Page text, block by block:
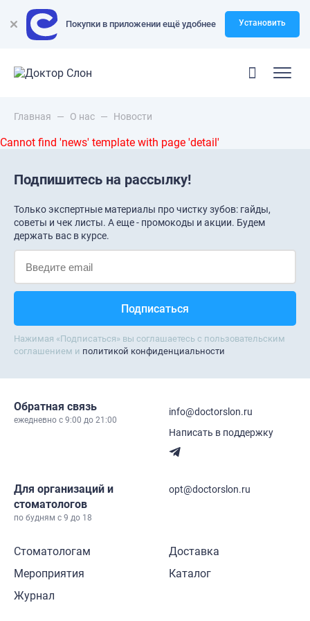
Покупки в приложении ещё удобнее Установить
Главная — О нас — Новости
Cannot find 'news' template with page 'detail'
Подпишитесь на рассылку!
Только экспертные материалы про чистку зубов: гайды,
советы и чек листы. А еще - промокоды и акции. Будем
держать вас в курсе.
Нажимая «Подписаться» вы соглашаетесь с пользовательским
соглашением и политикой конфиденциальности
Обратная связь
ежедневно c 9:00 до 21:00
info@doctorslon.ru
Написать в поддержку
Для организаций и
стоматологов
по будням с 9 до 18
opt@doctorslon.ru
Стоматологам
Мероприятия
Журнал
Доставка
Каталог